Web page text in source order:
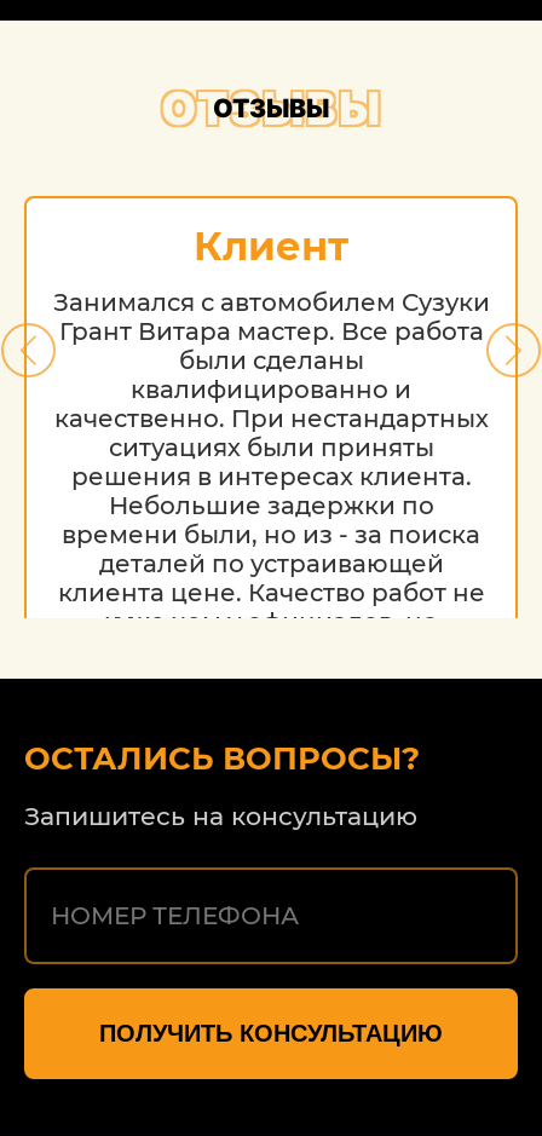
ОТЗЫВЫ
ОТЗЫВЫ
Клиент
Занимался с автомобилем Сузуки
Грант Витара мастер. Все работа
были сделаны
квалифицированно и
качественно. При нестандартных
ситуациях были приняты
решения в интересах клиента.
Небольшие задержки по
времени были, но из - за поиска
деталей по устраивающей
клиента цене. Качество работ не
хуже чем у официалов, но
работу, надеюсь на дальнейшее
ОСТАЛИСЬ ВОПРОСЫ?
Запишитесь на консультацию
ПОЛУЧИТЬ КОНСУЛЬТАЦИЮ